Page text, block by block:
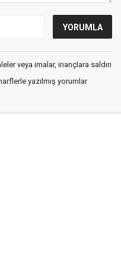
veya imalar, inançlara saldırı
yazılmış yorumlar